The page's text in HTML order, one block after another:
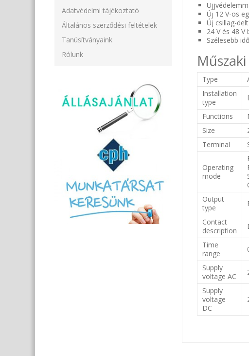
Adatvédelmi tájékoztató
Általános szerződési feltételek
Tanúsítványaink
Rólunk
Új 12 V-os
Új csillag-
24 V és 48
Szélesebb
Type
Installation
type
Functions
Size
Terminal
Operating
mode
Output
type
Contact
description
Time
range
Supply
voltage AC
Supply
voltage
DC